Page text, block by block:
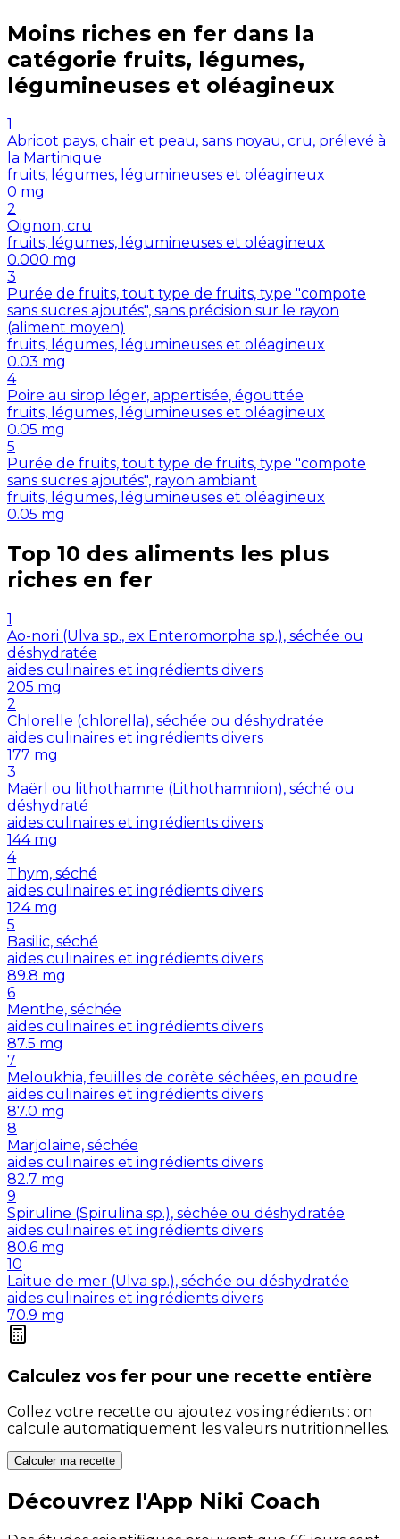
Moins riches en fer dans la
catégorie fruits, légumes,
légumineuses et oléagineux
1
Abricot pays, chair et peau, sans noyau, cru, prélevé à
la Martinique
fruits, légumes, légumineuses et oléagineux
0 mg
2
Oignon, cru
fruits, légumes, légumineuses et oléagineux
0.000 mg
3
Purée de fruits, tout type de fruits, type "compote
sans sucres ajoutés", sans précision sur le rayon
(aliment moyen)
fruits, légumes, légumineuses et oléagineux
0.03 mg
4
Poire au sirop léger, appertisée, égouttée
fruits, légumes, légumineuses et oléagineux
0.05 mg
5
Purée de fruits, tout type de fruits, type "compote
sans sucres ajoutés", rayon ambiant
fruits, légumes, légumineuses et oléagineux
0.05 mg
Top 10 des aliments les plus
riches en fer
1
Ao-nori (Ulva sp., ex Enteromorpha sp.), séchée ou
déshydratée
aides culinaires et ingrédients divers
205 mg
2
Chlorelle (chlorella), séchée ou déshydratée
aides culinaires et ingrédients divers
177 mg
3
Maërl ou lithothamne (Lithothamnion), séché ou
déshydraté
aides culinaires et ingrédients divers
144 mg
4
Thym, séché
aides culinaires et ingrédients divers
124 mg
5
Basilic, séché
aides culinaires et ingrédients divers
89.8 mg
6
Menthe, séchée
aides culinaires et ingrédients divers
87.5 mg
7
Meloukhia, feuilles de corète séchées, en poudre
aides culinaires et ingrédients divers
87.0 mg
8
Marjolaine, séchée
aides culinaires et ingrédients divers
82.7 mg
9
Spiruline (Spirulina sp.), séchée ou déshydratée
aides culinaires et ingrédients divers
80.6 mg
10
Laitue de mer (Ulva sp.), séchée ou déshydratée
aides culinaires et ingrédients divers
70.9 mg
Calculez vos fer pour une recette entière
Collez votre recette ou ajoutez vos ingrédients : on
calcule automatiquement les valeurs nutritionnelles.
Calculer ma recette
Découvrez l'App Niki Coach